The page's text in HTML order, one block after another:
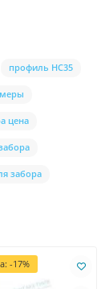
профиль НС35
цена
забора
-17%